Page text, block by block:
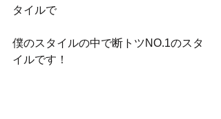
タイルで
僕のスタイルの中で断トツNO.1のスタ
イルです！